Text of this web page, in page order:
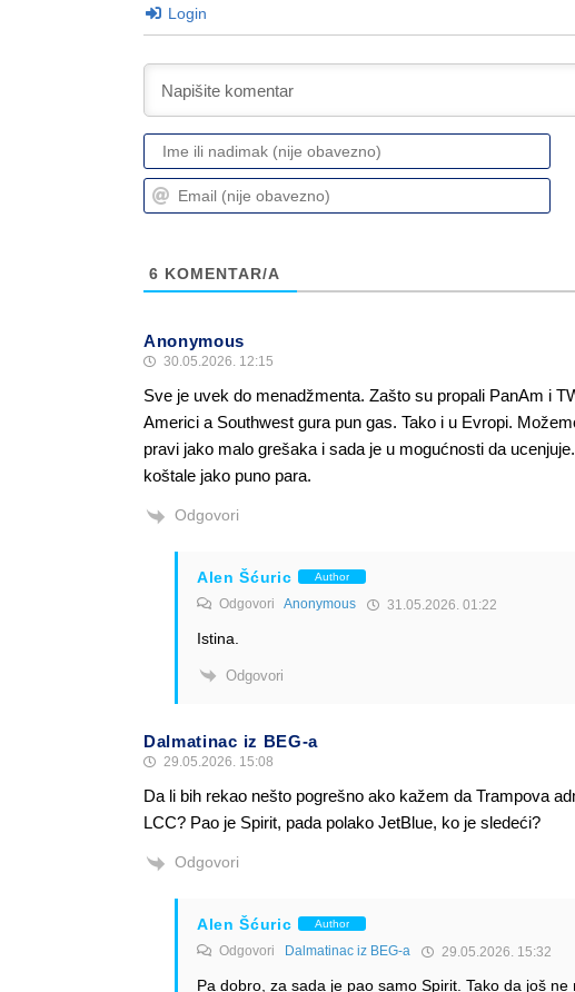
Login
Ime
ili
(nije
6 KOMENTAR/A
Anonymous
30.05.2026. 12:15
Sve je uvek do menadžmenta. Zašto su propali PanAm i
Americi a Southwest gura pun gas. Tako i u Evropi.
pravi jako malo grešaka i sada je u mogućnosti da
koštale jako puno para.
Odgovori
Alen Šćuric Author
Odgovori Anonymous 31.05.2026. 01:22
Istina.
Odgovori
Dalmatinac iz BEG-a
29.05.2026. 15:08
Da li bih rekao nešto pogrešno ako kažem da Trampova
LCC? Pao je Spirit, pada polako JetBlue, ko je sledeći?
Odgovori
Alen Šćuric Author
Odgovori Dalmatinac iz BEG-a 29.05.2026. 15:32
Pa dobro, za sada je pao samo Spirit. Tako da još ne